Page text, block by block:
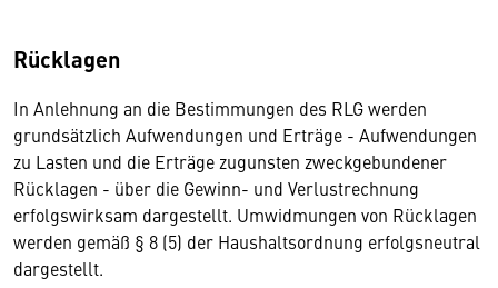
Rücklagen
In Anlehnung an die Bestimmungen des RLG werden
grundsätzlich Aufwendungen und Erträge - Aufwendungen
zu Lasten und die Erträge zugunsten zweckgebundener
Rücklagen - über die Gewinn- und Verlustrechnung
erfolgswirksam dargestellt. Umwidmungen von Rücklagen
werden gemäß § 8 (5) der Haushaltsordnung erfolgsneutral
dargestellt.